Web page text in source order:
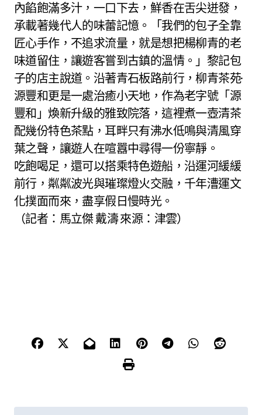
內餡飽滿多汁，一口下去，鮮香在舌尖迸發，
承載著幾代人的味蕾記憶。「我們的包子全靠
匠心手作，不追求流量，就是想把楊柳青的老
味道留住，讓遊客嘗到古鎮的溫情。」黎記包
子的店主說道。沿著青石板路前行，柳青茶苑·
源豐和更是一處治癒小天地，作為老字號「源
豐和」煥新升級的雅致院落，這裡煮一壺清茶
配幾份特色茶點，耳畔只有沸水低鳴與清風穿
葉之聲，讓遊人在喧囂中尋得一份寧靜。
吃飽喝足，還可以搭乘特色遊船，沿運河緩緩
前行，粼粼波光與璀璨燈火交融，千年漕運文
化撲面而來，盡享假日慢時光。
（記者：馬立傑 戴濤 來源：津雲）